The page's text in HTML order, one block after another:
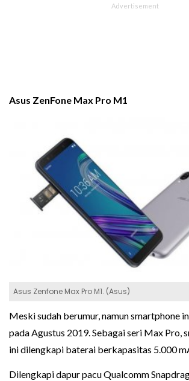
Asus ZenFone Max Pro M1
Asus Zenfone Max Pro M1. (Asus)
Meski sudah berumur, namun smartphone
pada Agustus 2019. Sebagai seri Max Pro,
ini dilengkapi baterai berkapasitas 5.000
Dilengkapi dapur pacu Qualcomm